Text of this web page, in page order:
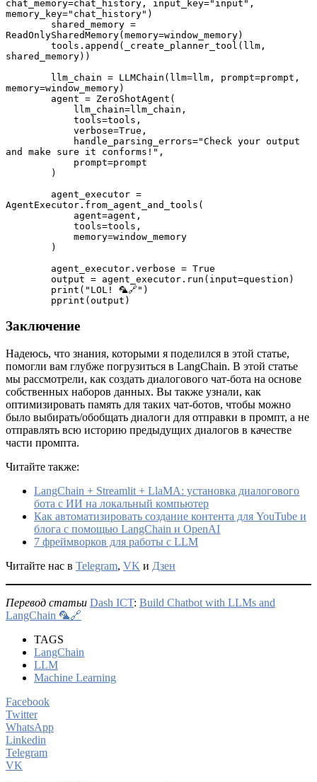
chat_memory=chat_history, input_key="input",
memory_key="chat_history")
ReadOnlySharedMemory(memory=window_memory)
shared_memory))
memory=window_memory)
        agent = ZeroShotAgent(
            llm_chain=llm_chain,
            tools=tools,
            verbose=True,
and make sure it conforms!",
            prompt=prompt
        )
AgentExecutor.from_agent_and_tools(
            agent=agent,
            tools=tools,
            memory=window_memory
        )
        agent_executor.verbose = True
        output = agent_executor.run(input=question)
        print("LOL! 🦜🔗")
        pprint(output)
Заключение
Надеюсь, что знания, которыми я поделился в этой статье,
помогли вам глубже погрузиться в LangChain. В этой статье
мы рассмотрели, как создать диалогового чат-бота на основе
собственных наборов данных. Вы также узнали, как
оптимизировать память для таких чат-ботов, чтобы можно
было выбирать/обобщать диалоги для отправки в промпт, а не
отправлять всю историю предыдущих диалогов в качестве
части промпта.
Читайте также:
LangChain + Streamlit + LlaMA: установка диалогового
бота с ИИ на локальный компьютер
Как автоматизировать создание контента для YouTube и
блога с помощью LangChain и OpenAI
7 фреймворков для работы с LLM
Читайте нас в Telegram, VK и Дзен
Перевод статьи Dash ICT: Build Chatbot with LLMs and
LangChain 🦜🔗
TAGS
LangChain
LLM
Machine Learning
Facebook
Twitter
WhatsApp
Linkedin
Telegram
VK